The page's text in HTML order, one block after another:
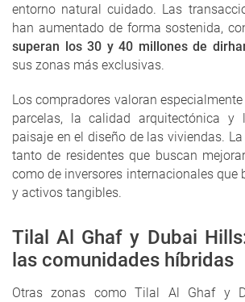
entorno natural cuidado. Las
han aumentado de forma sostenida,
superan los 30 y 40 millones de
sus zonas más exclusivas.
Los compradores valoran
parcelas, la calidad arquitectónica y
paisaje en el diseño de las viviendas.
tanto de residentes que buscan
como de inversores internacionales que
y activos tangibles.
Tilal Al Ghaf y Dubai
las comunidades híbridas
Otras zonas como Tilal Al Ghaf y